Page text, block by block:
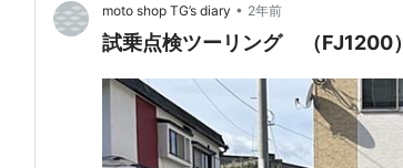
moto shop TG’s diary • 2年前
試乗点検ツーリング （FJ1200）